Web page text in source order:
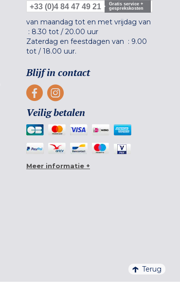
+33 (0)4 84 47 49 21
Gratis service +
gesprekskosten
van maandag tot en met vrijdag van
: 8.30 tot / 20.00 uur
Zaterdag en feestdagen van : 9.00
tot / 18.00 uur.
Blijf in contact
Veilig betalen
Meer informatie +
Terug